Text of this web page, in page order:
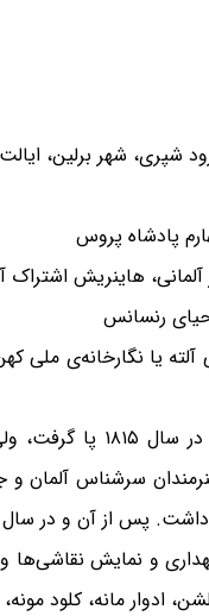
شپری، شهر برلین،
پادشاه پروس
هاینریش اشتراک
رنسانس
آلته یا نگارخانه‌ی
۲۶۲ اثر از هنرمندان
این موزه با الگوبرداری از پرستشگاه‌های رومی آغاز شد.
و نمایش
ادوار مانه، کلود